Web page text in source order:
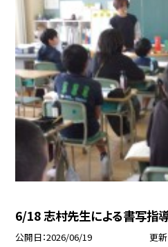
6/18 志村先生による書写指導
公開日 2026/06/19 更